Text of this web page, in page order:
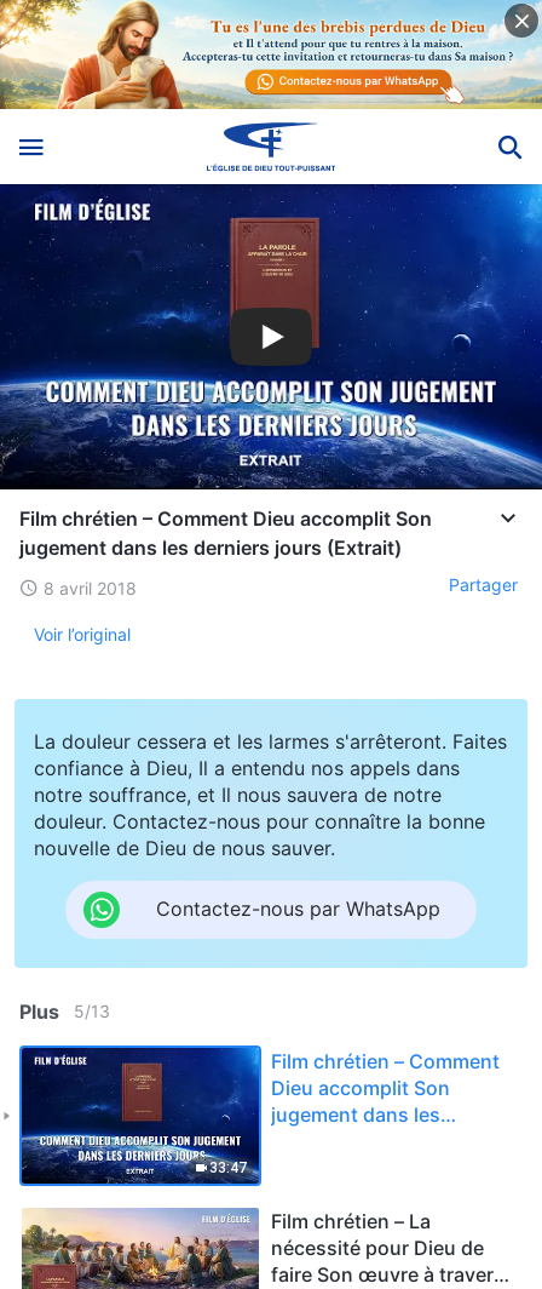
Film chrétien – Comment Dieu accomplit Son
jugement dans les derniers jours (Extrait)
8 avril 2018 Partager
Voir l’original
La douleur cessera et les larmes s'arrêteront. Faites
confiance à Dieu, Il a entendu nos appels dans
notre souffrance, et Il nous sauvera de notre
douleur. Contactez-nous pour connaître la bonne
nouvelle de Dieu de nous sauver.
Contactez-nous par WhatsApp
Plus 5/13
33:47
Film chrétien – Comment
Dieu accomplit Son
jugement dans les
Film chrétien – La
nécessité pour Dieu de
faire Son œuvre à travers